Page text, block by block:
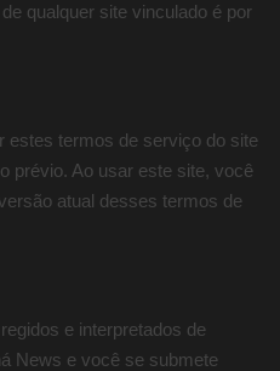
qualquer site vinculado é por
estes termos de serviço do site
prévio. Ao usar este site, você
atual desses termos de
e interpretados de
News e você se submete